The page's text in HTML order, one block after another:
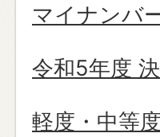
マイナンバ
令和5年度
軽度・中等